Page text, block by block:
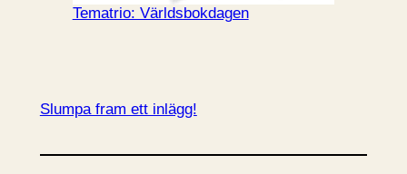
Tematrio: Världsbokdagen
Slumpa fram ett inlägg!